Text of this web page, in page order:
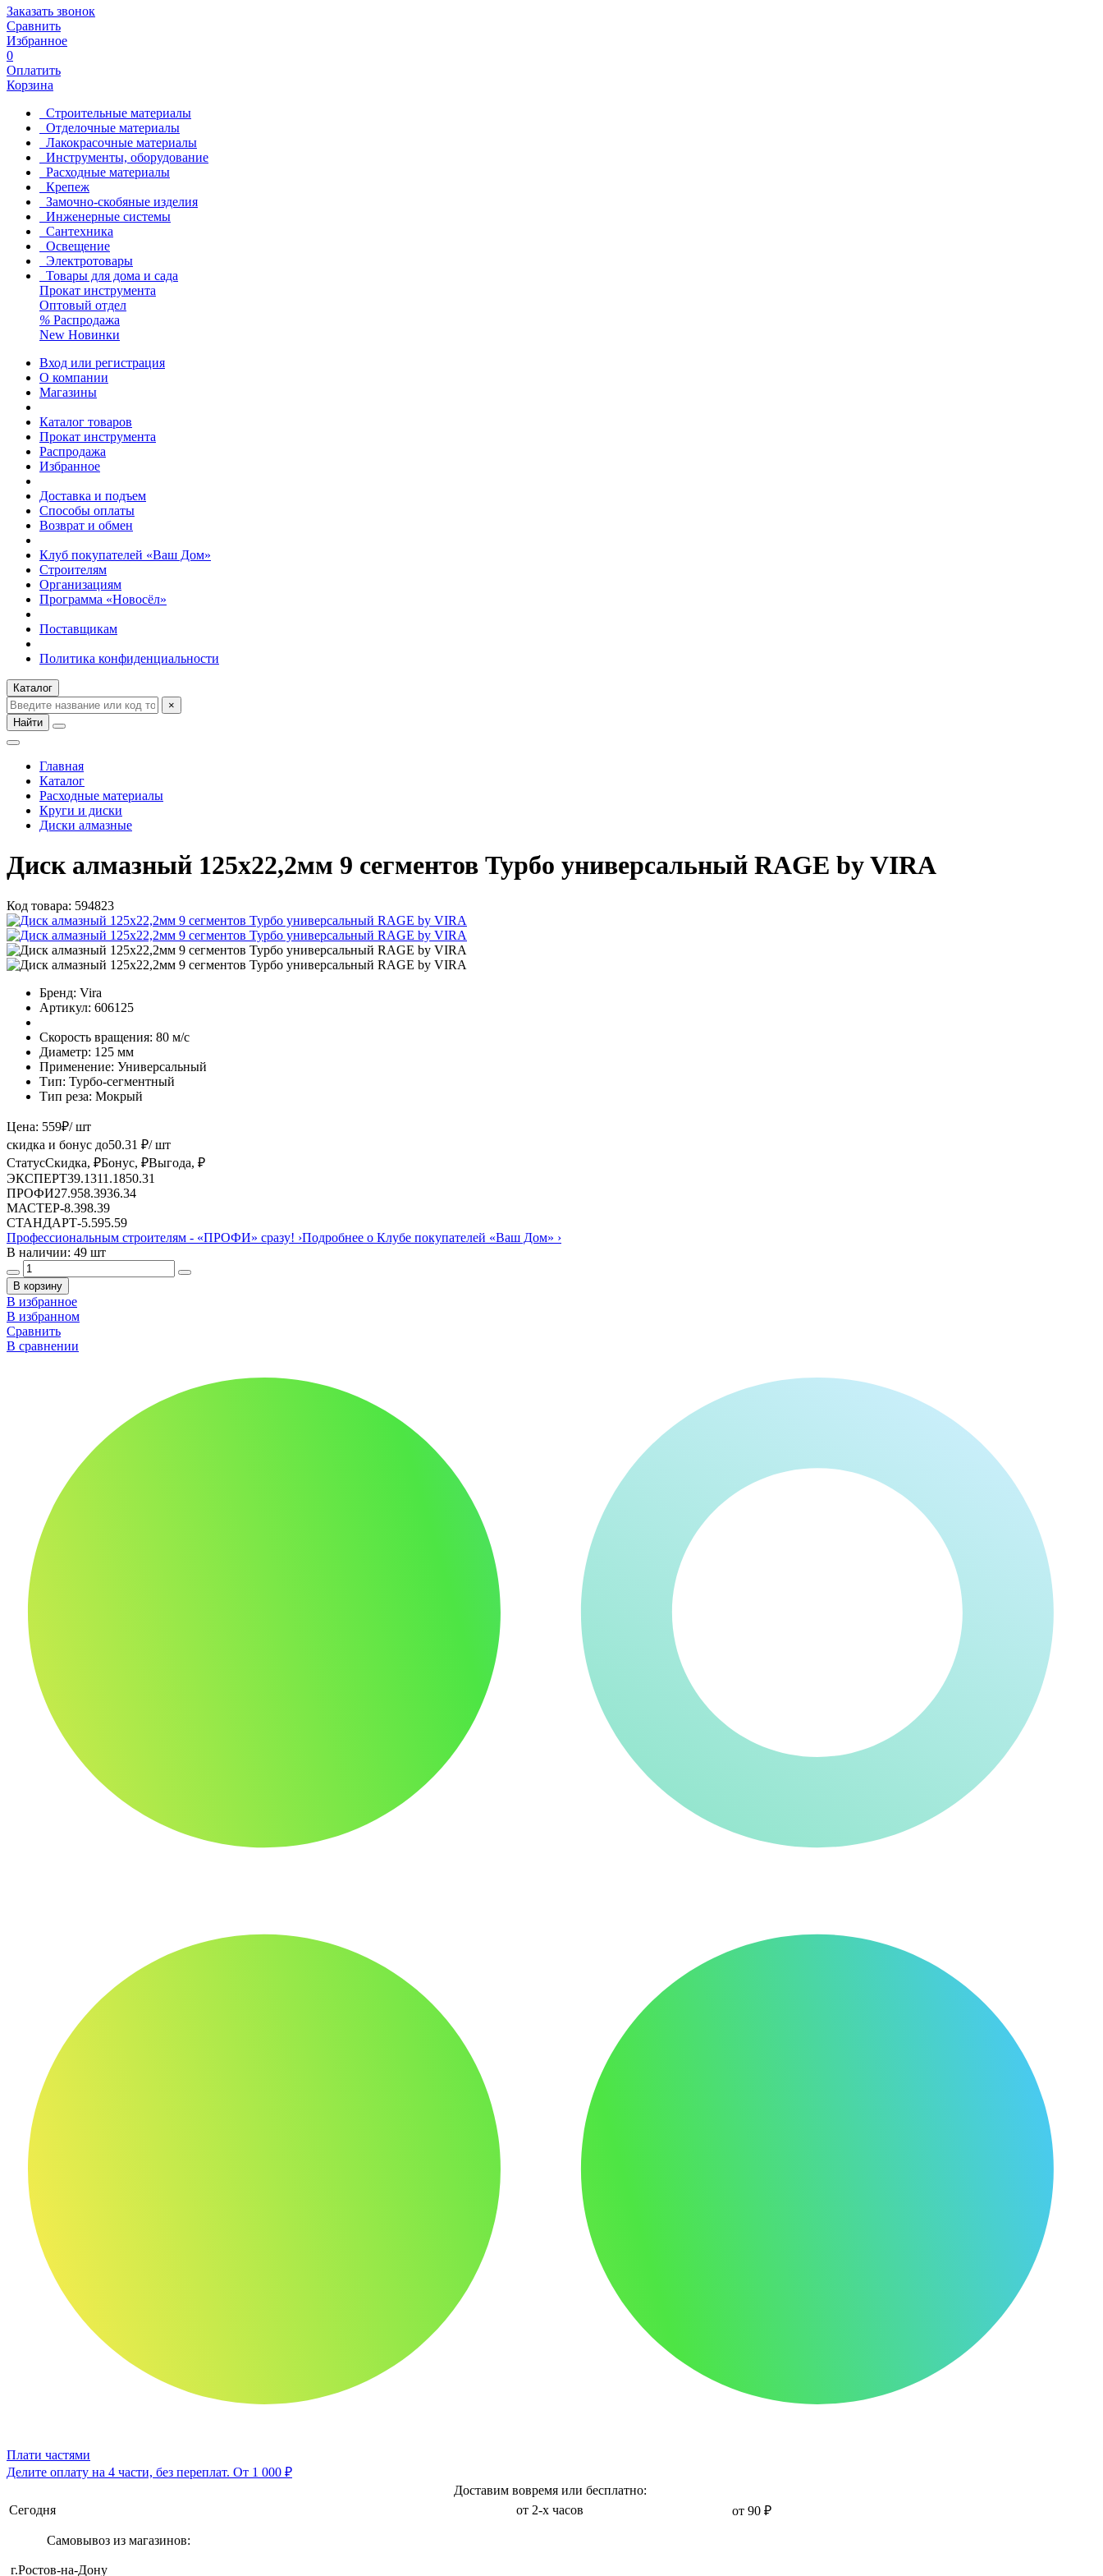
Заказать звонок
Сравнить
Избранное
0
Оплатить
Корзина
Строительные материалы
Отделочные материалы
Лакокрасочные материалы
Инструменты, оборудование
Расходные материалы
Крепеж
Замочно-скобяные изделия
Инженерные системы
Сантехника
Освещение
Электротовары
Товары для дома и сада
Прокат инструмента
Оптовый отдел
% Распродажа
New Новинки
Вход или регистрация
О компании
Магазины
Каталог товаров
Прокат инструмента
Распродажа
Избранное
Доставка и подъем
Способы оплаты
Возврат и обмен
Клуб покупателей «Ваш Дом»
Строителям
Организациям
Программа «Новосёл»
Поставщикам
Политика конфиденциальности
Каталог
×
Найти
Главная
Каталог
Расходные материалы
Круги и диски
Диски алмазные
Диск алмазный 125х22,2мм 9 сегментов Турбо универсальный RAGE by VIRA
Код товара: 594823
Бренд: Vira
Артикул: 606125
Скорость вращения: 80 м/с
Диаметр: 125 мм
Применение: Универсальный
Тип: Турбо-сегментный
Тип реза: Мокрый
Цена: 559₽/ шт
скидка и бонус до50.31 ₽/ шт
СтатусСкидка, ₽Бонус, ₽Выгода, ₽
ЭКСПЕРТ39.1311.1850.31
ПРОФИ27.958.3936.34
МАСТЕР-8.398.39
СТАНДАРТ-5.595.59
Профессиональным строителям - «ПРОФИ» сразу! ›Подробнее о Клубе покупателей «Ваш Дом» ›
В наличии: 49 шт
В корзину
В избранное
В избранном
Сравнить
В сравнении
Плати частями
Делите оплату на 4 части, без переплат. От 1 000 ₽
Доставим вовремя или бесплатно:
Сегодня
от 2-х часов от 90 ₽
Самовывоз из магазинов:
г.Ростов-на-Дону